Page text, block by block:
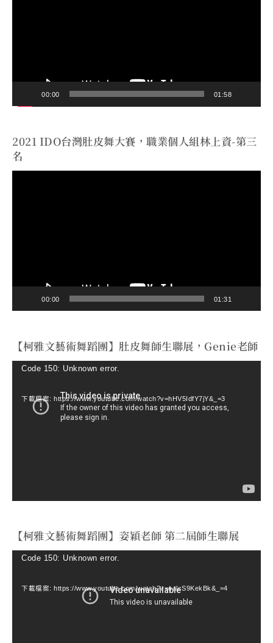
00:00 01:58
2021 IDO台灣肚皮舞大賽，職業個人組林上資-第三
名
00:00 01:31
【柯雅文藝術舞蹈團】肚皮舞師生聯展，Genie老師
視Code 150: Unknown error.
下載檔案: https://www.youtube.com/watch?v=hHV5IdfY7jY&_=3
【柯雅文藝術舞蹈團】姿穎老師 第二屆師生聯展
視Code 150: Unknown error.
下載檔案: https://www.youtube.com/watch?v=ealcS9KekBk&_=4